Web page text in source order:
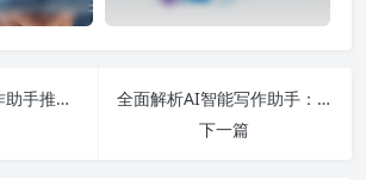
2024年最强AI写作助手推荐：全面解析免费智能写作软件的原创性与实用性
全面解析AI智能写作助手：2024年最佳免费软件推荐与实用技巧分享！
下一篇